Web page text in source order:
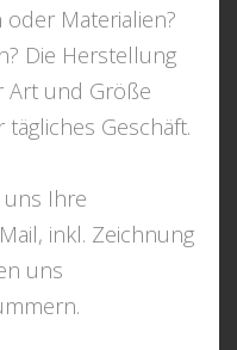
Materialien?
Die Herstellung
Art und Größe
Geschäft.
uns Ihre
inkl. Zeichnung
uns